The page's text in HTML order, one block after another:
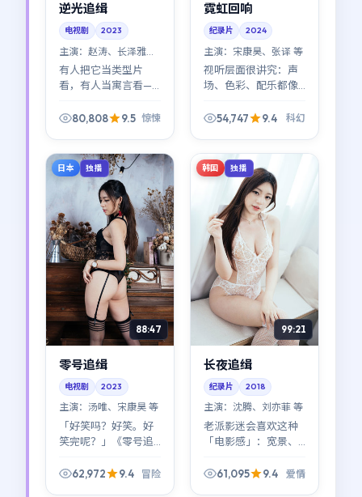
逆光追缉
电视剧 2023
主演： 赵涛、长泽雅美
等
有人把它当类型片
看，有人当寓言看——
最迷人的地方在于：
头里的人。
80,808 9.5 惊悚
霓虹回响
纪录片 2024
主演： 宋康昊、张译 等
视听层面很讲究：声
场、色彩、配乐都像
回响》不是「看完就
空间诗。
54,747 9.4 科幻
日本 独播
88:47
零号追缉
电视剧 2023
主演： 汤唯、宋康昊 等
「好笑吗？好笑。好
笑完呢？」《零号追
间走钢丝：汤唯、宋
62,972 9.4 冒险
韩国 独播
99:21
长夜追缉
纪录片 2018
主演： 沈腾、刘亦菲 等
老派影迷会喜欢这种
「电影感」：宽景、
话。《长夜追缉》在
61,095 9.4 爱情